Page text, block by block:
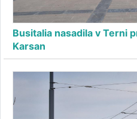
Busitalia nasadila v Terni
Karsan